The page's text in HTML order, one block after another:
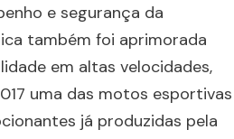
e segurança da
também foi aprimorada
em altas velocidades,
uma das motos esportivas
já produzidas pela